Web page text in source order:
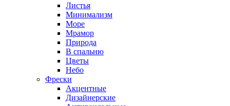
Листья
Минимализм
Море
Мрамор
Природа
В спальню
Цветы
Небо
Фрески
Акцентные
Дизайнерские